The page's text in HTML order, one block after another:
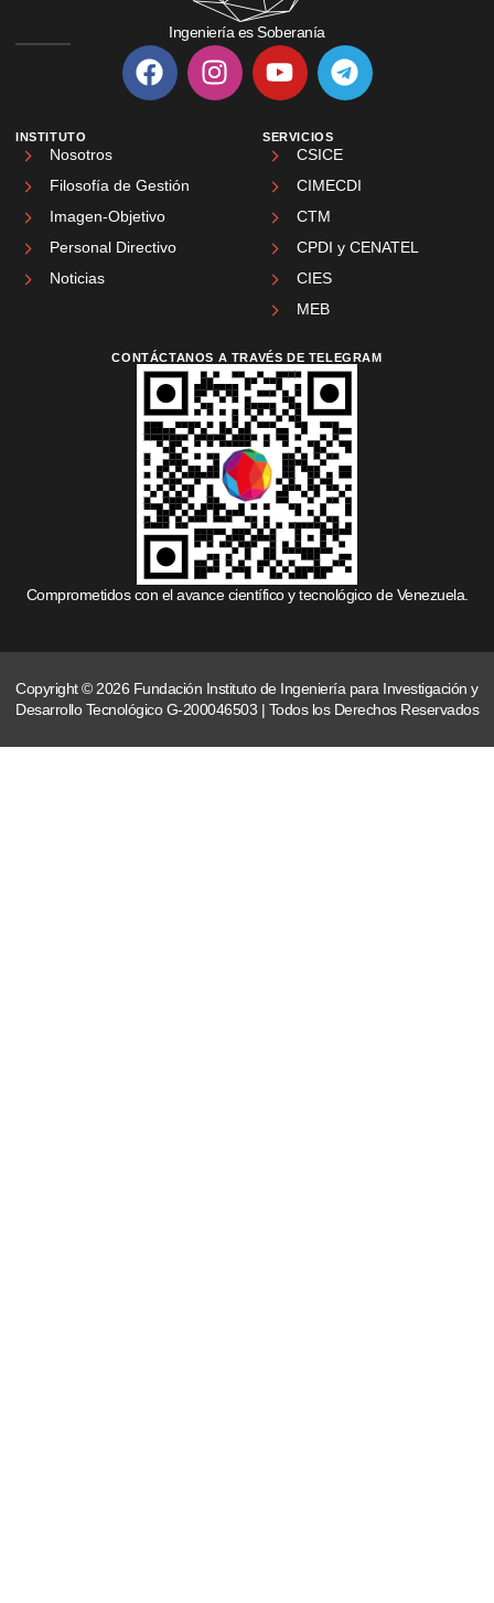
Ingeniería es Soberanía
INSTITUTO
Nosotros
Filosofía de Gestión
Imagen-Objetivo
Personal Directivo
Noticias
SERVICIOS
CSICE
CIMECDI
CTM
CPDI y CENATEL
CIES
MEB
CONTÁCTANOS A TRAVÉS DE TELEGRAM
Comprometidos con el avance científico y tecnológico de Venezuela.
Copyright © 2026 Fundación Instituto de Ingeniería para Investigación y
Desarrollo Tecnológico G-200046503 | Todos los Derechos Reservados